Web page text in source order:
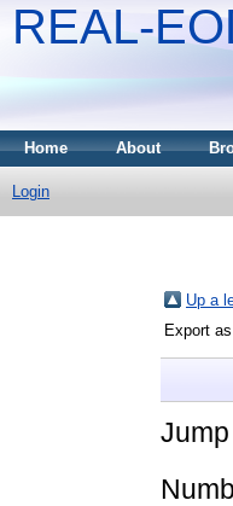
REAL-
Home About
Login
Up a
Export as